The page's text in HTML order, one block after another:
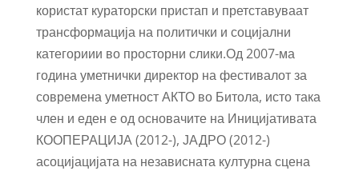
користат кураторски пристап и претставуваат
трансформација на политички и социјални
категориии во просторни слики.Од 2007-ма
година уметнички директор на фестивалот за
современа уметност АКТО во Битола, исто така
член и еден е од основачите на Иницијативата
КООПЕРАЦИЈА (2012-), ЈАДРО (2012-)
асоцијацијата на независната културна сцена